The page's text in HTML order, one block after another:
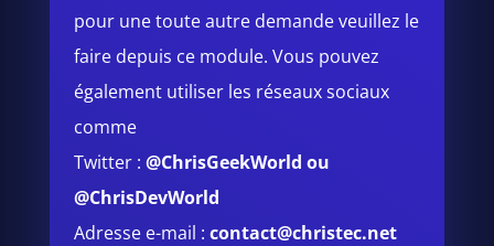
pour une toute autre demande veuillez le
faire depuis ce module.Vous pouvez
également utiliser les réseaux sociaux
comme
Twitter :@ChrisGeekWorld ou
@ChrisDevWorld
Adresse e-mail :contact@christec.net